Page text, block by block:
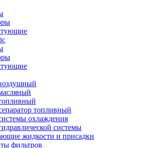
топливный
охлаждения
системы
жидкости и присадки
фильтров